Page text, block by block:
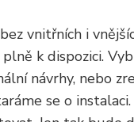
vnitřních i
k dispozici.
návrhy, nebo
se o